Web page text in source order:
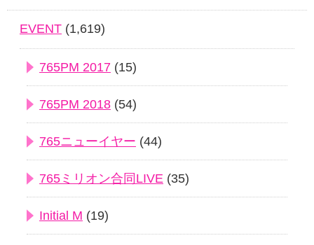
EVENT (1,619)
765PM 2017 (15)
765PM 2018 (54)
765ニューイヤー (44)
765ミリオン合同LIVE (35)
Initial M (19)